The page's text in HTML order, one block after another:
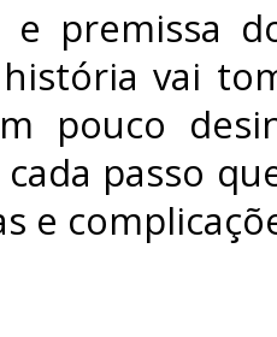
e premissa
vai
pouco
passo
e